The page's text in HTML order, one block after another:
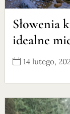
Słowenia
idealne
14 lutego,